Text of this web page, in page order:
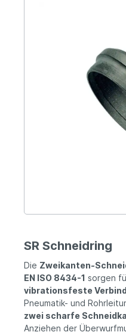
SR Schneidring
Die Zweikanten-
EN ISO 8434-1 sorgen
vibrationsfeste
Pneumatik- und
zwei scharfe
Anziehen der